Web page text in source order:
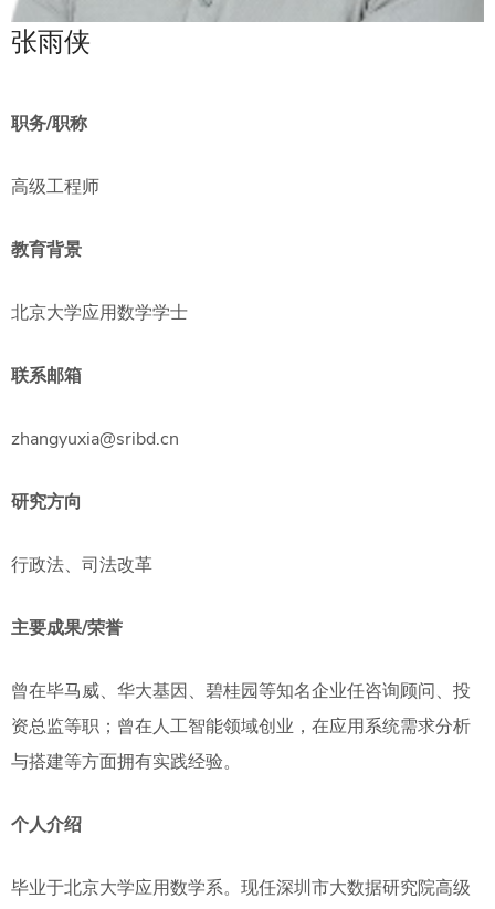
张雨侠
职务/职称
高级工程师
教育背景
北京大学应用数学学士
联系邮箱
zhangyuxia@sribd.cn
研究方向
行政法、司法改革
主要成果/荣誉
曾在毕马威、华大基因、碧桂园等知名企业任咨询顾问、投
资总监等职；曾在人工智能领域创业，在应用系统需求分析
与搭建等方面拥有实践经验。
个人介绍
毕业于北京大学应用数学系。现任深圳市大数据研究院高级